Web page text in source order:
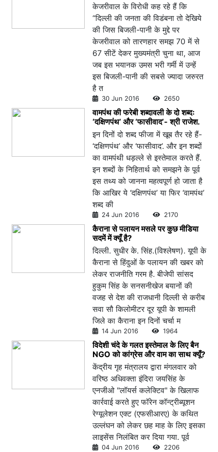
केजरीवाल के विरोधी कह रहे हैं कि
“दिल्ली की जनता की विडंबना तो देखिये
की जिस बिजली-पानी के मुद्दे पर
केजरीवाल को तारणहार समझ 70 में से
67 सीटें देकर मुख्यमंत्री चुना था, आज
जब इस भयानक उमस भरी गर्मी में उन्हें
इस बिजली-पानी की सबसे ज्यादा जरुरत
है त
30 Jun 2016 2650
वामपंथ की फरेबी शब्दावली के दो शब्दः
‘दक्षिणपंथ’ और ‘फासीवाद’- श्री राजेश.
इन दिनों दो शब्द फीजा में खूब तैर रहे हैं-
‘दक्षिणपंथ’ और ‘फासीवाद’. और इन शब्दों
का वामपंथी धड़ल्ले से इस्तेमाल करते हैं.
इन शब्दों के निहितार्थ को समझने के पूर्व
इस तथ्य को जानना महत्वपूर्ण हो जाता है
कि आखिर ये ‘दक्षिणपंथ’ या फिर ‘वामपंथ’
शब्द की
24 Jun 2016 2170
कैराना से पलायन मसले पर कुछ मीडिया
सदमें में क्यूँ है?
दिल्ली. सुधीर के. सिंह.(विश्लेषण). यूपी के
कैराना से हिंदुओं के पलायन की खबर को
लेकर राजनीति गरम है. बीजेपी सांसद
हुकुम सिंह के सनसनीखेज बयानों की
वजह से देश की राजधानी दिल्ली से करीब
सवा सौ किलोमीटर दूर यूपी के शामली
जिले का कैराना इन दिनों चर्चा म
14 Jun 2016 1964
विदेशी चंदे के गलत इस्तेमाल के लिए बैन
NGO को कांग्रेस और वाम का साथ क्यूँ?
केंद्रीय गृह मंत्रालय द्वारा मंगलवार को
वरिष्ठ अधिवक्ता इंदिरा जयसिंह के
एनजीओ "लॉयर्स कलेक्टिव" के खिलाफ
कार्रवाई करते हुए फॉरेन कॉन्ट्रीब्यूशन
रेग्यूलेशन एक्ट (एफसीआरए) के कथित
उल्लंघन को लेकर छह माह के लिए इसका
लाइसेंस निलंबित कर दिया गया. पूर्व
04 Jun 2016 2206